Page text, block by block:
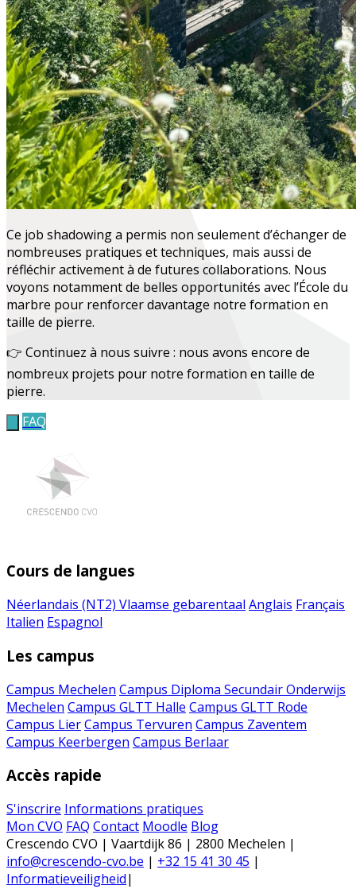
Ce job shadowing a permis non seulement d’échanger de
nombreuses pratiques et techniques, mais aussi de
réfléchir activement à de futures collaborations. Nous
voyons notamment de belles opportunités avec l’École du
marbre pour renforcer davantage notre formation en
taille de pierre.
👉 Continuez à nous suivre : nous avons encore de
nombreux projets pour notre formation en taille de
pierre.
FAQ
Cours de langues
Néerlandais (NT2) Vlaamse gebarentaal Anglais Français
Italien Espagnol
Les campus
Campus Mechelen Campus Diploma Secundair Onderwijs
Mechelen Campus GLTT Halle Campus GLTT Rode
Campus LierCampus Tervuren Campus Zaventem
Campus Keerbergen Campus Berlaar
Accès rapide
S'inscrire Informations pratiques
Mon CVO FAQ Contact Moodle Blog
Crescendo CVO | Vaartdijk 86 | 2800 Mechelen |
info@crescendo-cvo.be | +32 15 41 30 45 |
Informatieveiligheid|